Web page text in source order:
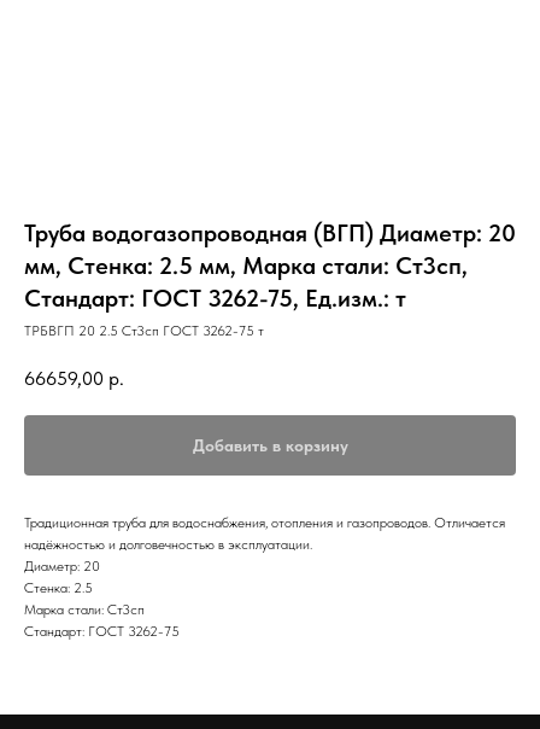
Труба водогазопроводная (ВГП) Диаметр: 20
мм, Стенка: 2.5 мм, Марка стали: Ст3сп,
Стандарт: ГОСТ 3262-75, Ед.изм.: т
ТРБВГП 20 2.5 Ст3сп ГОСТ 3262-75 т
66659,00 р.
Добавить в корзину
Традиционная труба для водоснабжения, отопления и газопроводов. Отличается
надёжностью и долговечностью в эксплуатации.
Диаметр: 20
Стенка: 2.5
Марка стали: Ст3сп
Стандарт: ГОСТ 3262-75